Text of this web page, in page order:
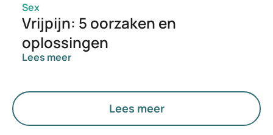
Sex
Vrijpijn: 5 oorzaken en
oplossingen
Lees meer
Lees meer